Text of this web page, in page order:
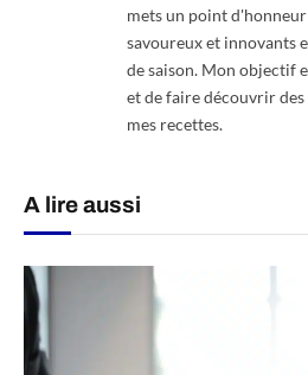
mets un point
savoureux et innovants
de saison. Mon objectif
et de faire découvrir
mes recettes.
A lire aussi